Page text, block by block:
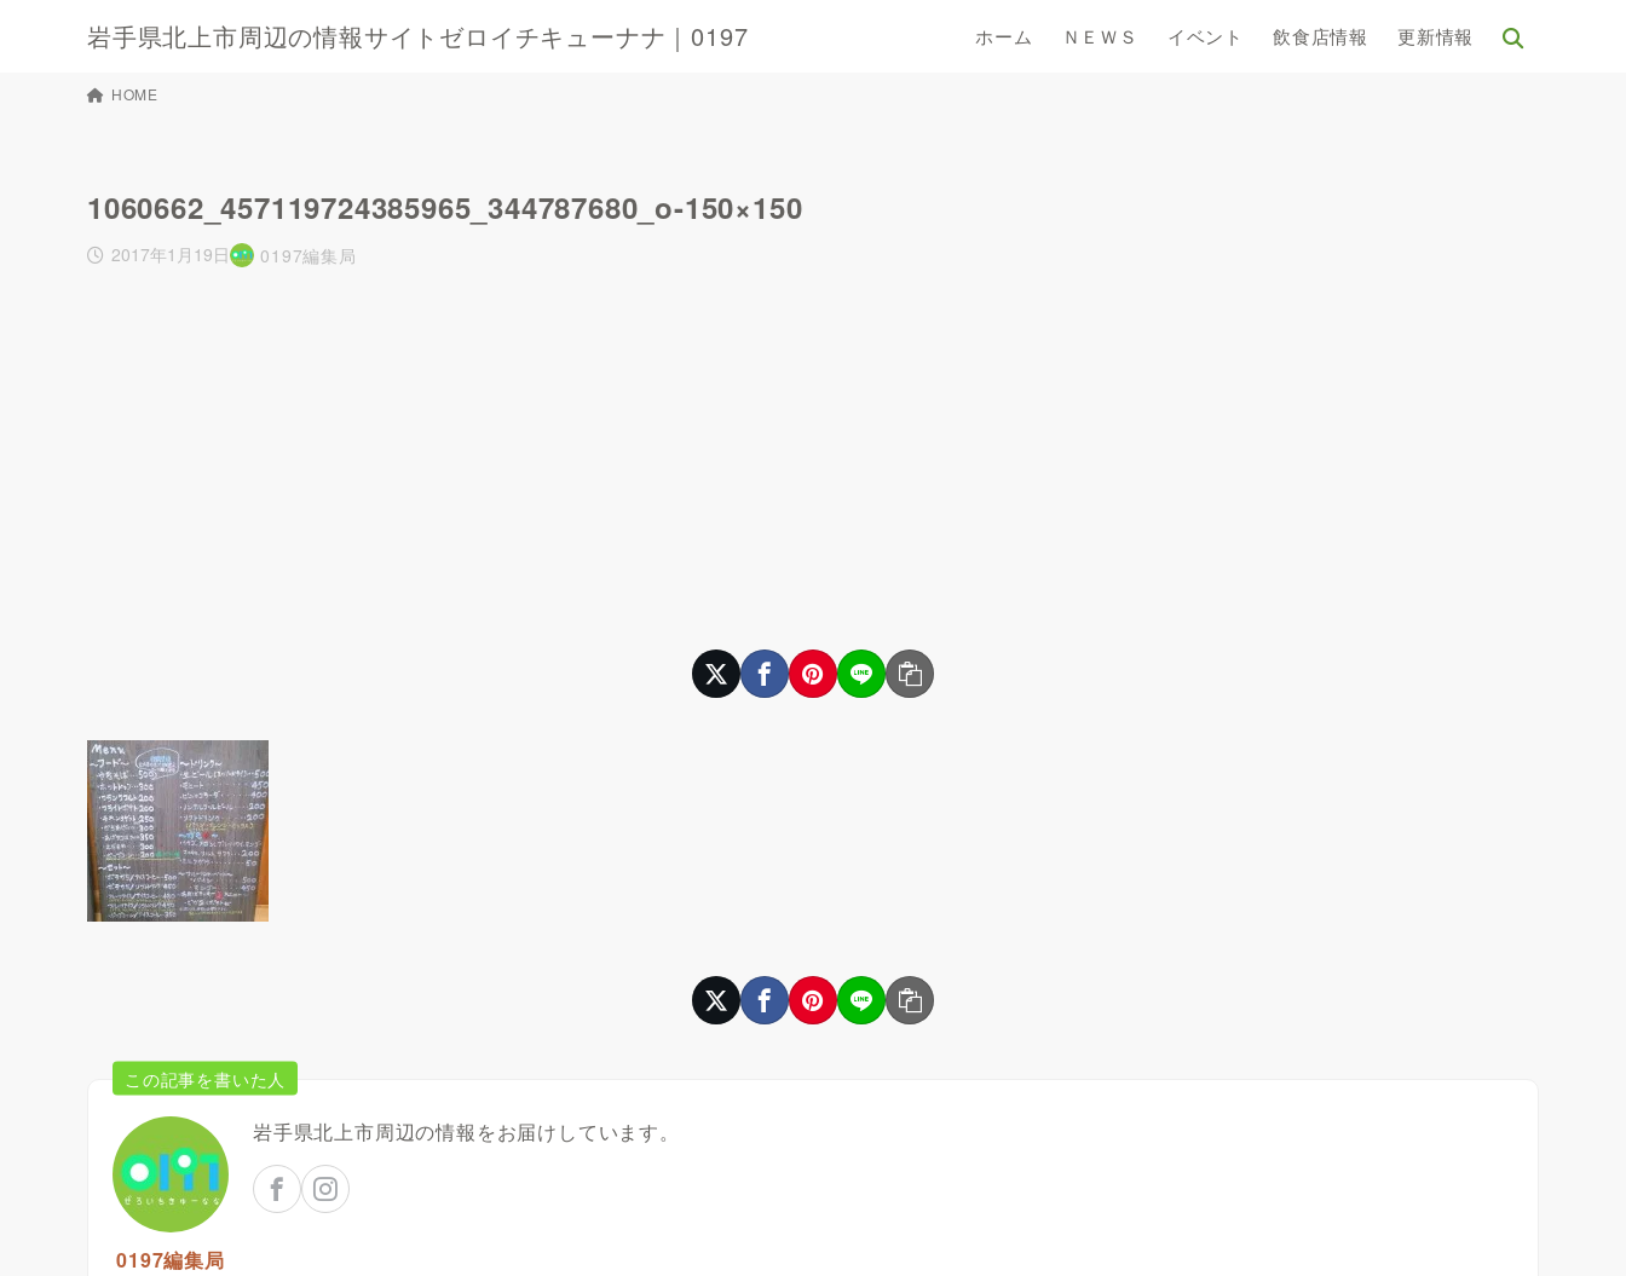
岩手県北上市周辺の情報サイトゼロイチキューナナ｜0197 ホーム ＮＥＷＳ イベント 飲食店情報 更新情報
HOME
1060662_457119724385965_344787680_o-150×150
2017年1月19日 0197編集局
この記事を書いた人
0197編集局
岩手県北上市周辺の情報をお届けしています。